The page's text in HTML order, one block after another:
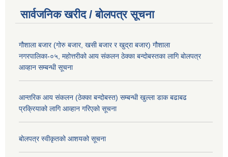
सार्वजनिक खरीद / बोलपत्र सूचना
गौशाला बजार (गोरु बजार, खसी बजार र खुद्रा बजार) गौशाला
नगरपालिका-०५, महोत्तरीको आय संकलन ठेक्का बन्दोबस्तका लागि बोलपत्र
आव्हान सम्बन्धी सूचना
आन्तरिक आय संकलन (ठेक्का बन्दोबस्त) सम्बन्धी खुल्ला डाक बढाबढ
प्रक्रियाको लागि आव्हान गरिएको सूचना
बोलपत्र स्वीकृतको आशयको सूचना